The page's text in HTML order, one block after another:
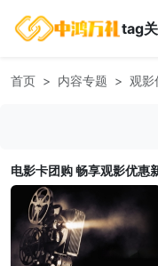
tag
首页 内容专题 观影
电影卡团购 畅享观影优惠